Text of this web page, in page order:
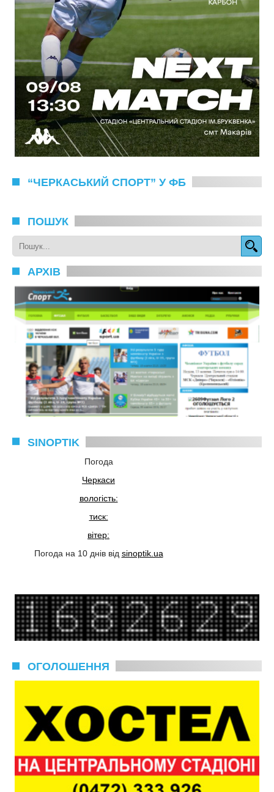
“ЧЕРКАСЬКИЙ СПОРТ” У ФБ
ПОШУК
АРХІВ
SINOPTIK
Погода
Черкаси
вологість:
тиск:
вітер:
Погода на 10 днів від sinoptik.ua
ОГОЛОШЕННЯ